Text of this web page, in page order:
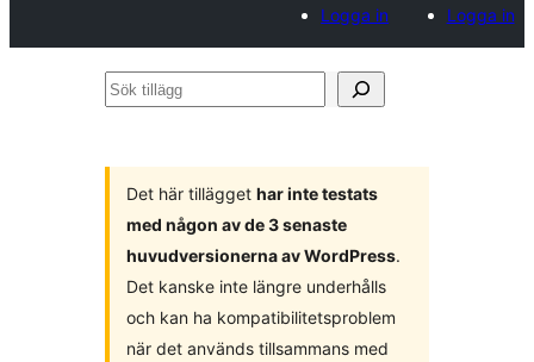
Logga in
Logga in
Sök
Det här tillägget har inte testats
med någon av de 3 senaste
huvudversionerna av WordPress.
Det kanske inte längre underhålls
och kan ha kompatibilitetsproblem
när det används tillsammans med